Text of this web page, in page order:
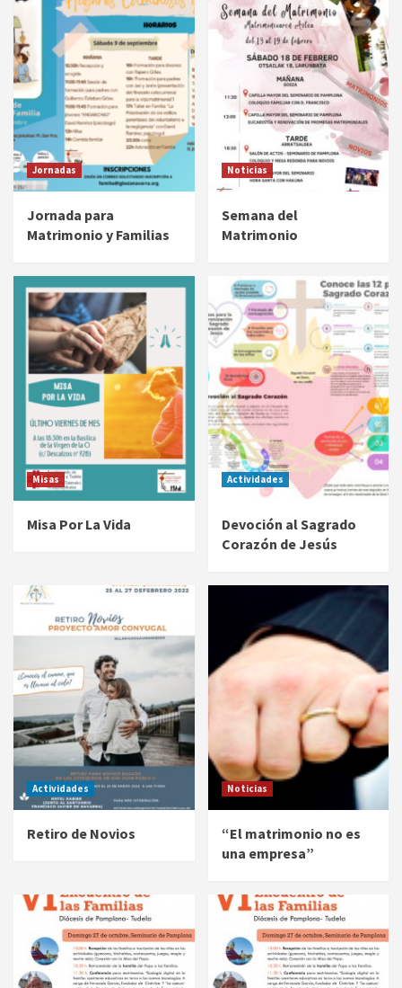
Jornadas
Jornada para
Matrimonio y Familias
Noticias
Semana del
Matrimonio
Misas
Misa Por La Vida
Actividades
Devoción al Sagrado
Corazón de Jesús
Actividades
Retiro de Novios
Noticias
“El matrimonio no es
una empresa”